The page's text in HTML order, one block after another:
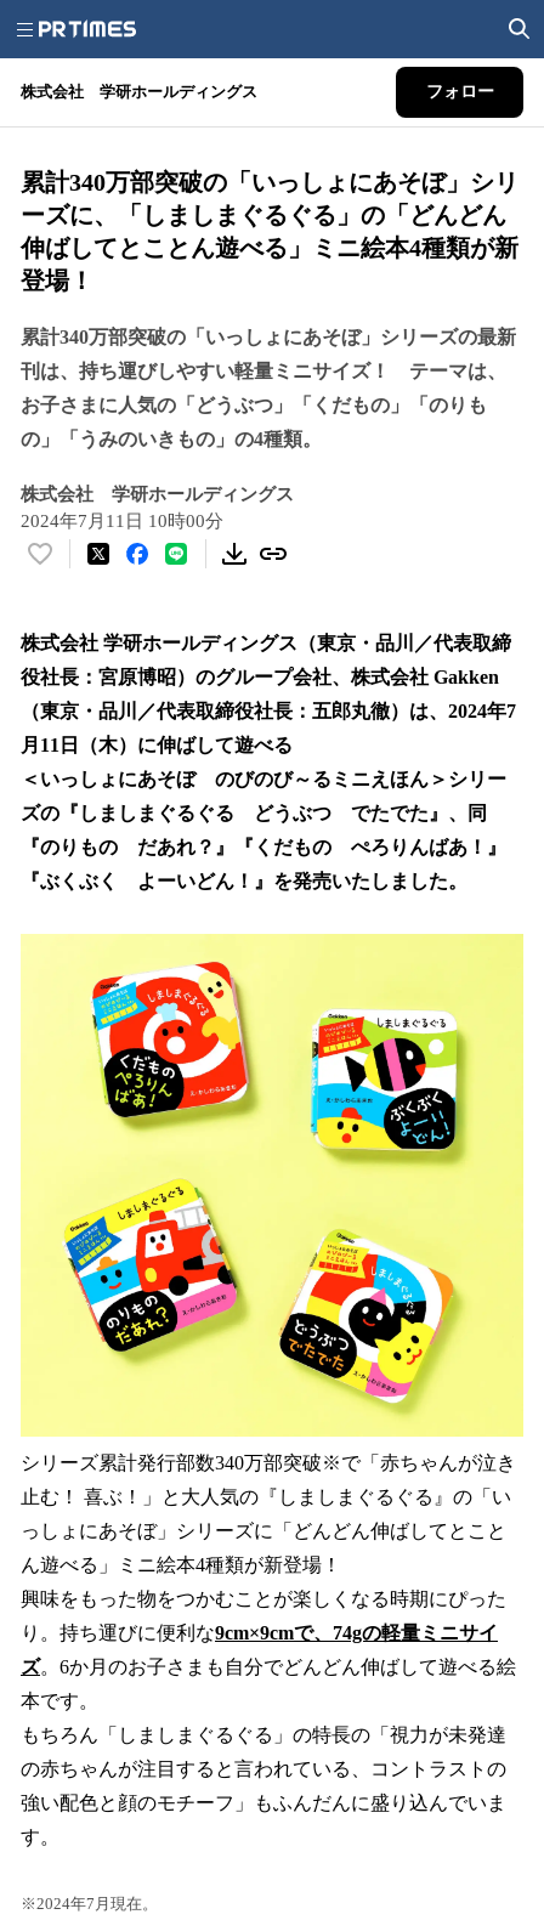
株式会社 学研ホールディングス フォロー
累計340万部突破の「いっしょにあそぼ」シリ
ーズに、「しましまぐるぐる」の「どんどん
伸ばしてとことん遊べる」ミニ絵本4種類が新
登場！
累計340万部突破の「いっしょにあそぼ」シリーズの最新
刊は、持ち運びしやすい軽量ミニサイズ！ テーマは、
お子さまに人気の「どうぶつ」「くだもの」「のりも
の」「うみのいきもの」の4種類。
株式会社 学研ホールディングス
2024年7月11日 10時00分
い
！
数
を
読
み
込
中
で
す
株式会社 学研ホールディングス（東京・品川／代表取締
役社長：宮原博昭）のグループ会社、株式会社 Gakken
（東京・品川／代表取締役社長：五郎丸徹）は、2024年7
月11日（木）に伸ばして遊べる
＜いっしょにあそぼ のびのび～るミニえほん＞シリー
ズの『しましまぐるぐる どうぶつ でたでた』、同
『のりもの だあれ？』『くだもの ぺろりんばあ！』
『ぶくぶく よーいどん！』を発売いたしました。
シリーズ累計発行部数340万部突破※で「赤ちゃんが泣き
止む！ 喜ぶ！」と大人気の『しましまぐるぐる』の「い
っしょにあそぼ」シリーズに「どんどん伸ばしてとこと
ん遊べる」ミニ絵本4種類が新登場！
興味をもった物をつかむことが楽しくなる時期にぴった
り。持ち運びに便利な9cm×9cmで、74gの軽量ミニサイ
ズ。6か月のお子さまも自分でどんどん伸ばして遊べる絵
本です。
もちろん「しましまぐるぐる」の特長の「視力が未発達
の赤ちゃんが注目すると言われている、コントラストの
強い配色と顔のモチーフ」もふんだんに盛り込んでいま
す。
※2024年7月現在。